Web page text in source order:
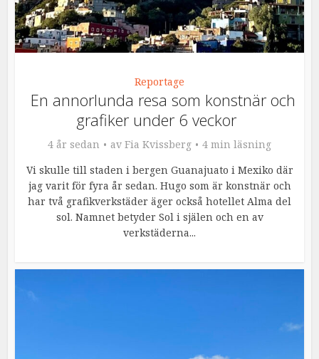
Reportage
En annorlunda resa som konstnär och
grafiker under 6 veckor
4 år sedan av Fia Kvissberg
4 min läsning
Vi skulle till staden i bergen Guanajuato i Mexiko där
jag varit för fyra år sedan. Hugo som är konstnär och
har två grafikverkstäder äger också hotellet Alma del
sol. Namnet betyder Sol i själen och en av
verkstäderna...